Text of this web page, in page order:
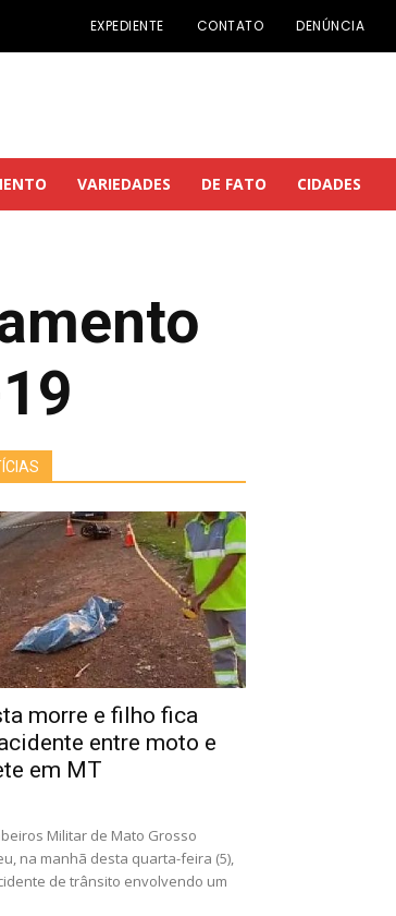
EXPEDIENTE CONTATO DENÚNCIA
VARIEDADES DE FATO CIDADES
morre e filho fica
entre moto e
em MT
Militar de Mato Grosso
na manhã desta quarta-feira (5),
de trânsito envolvendo um